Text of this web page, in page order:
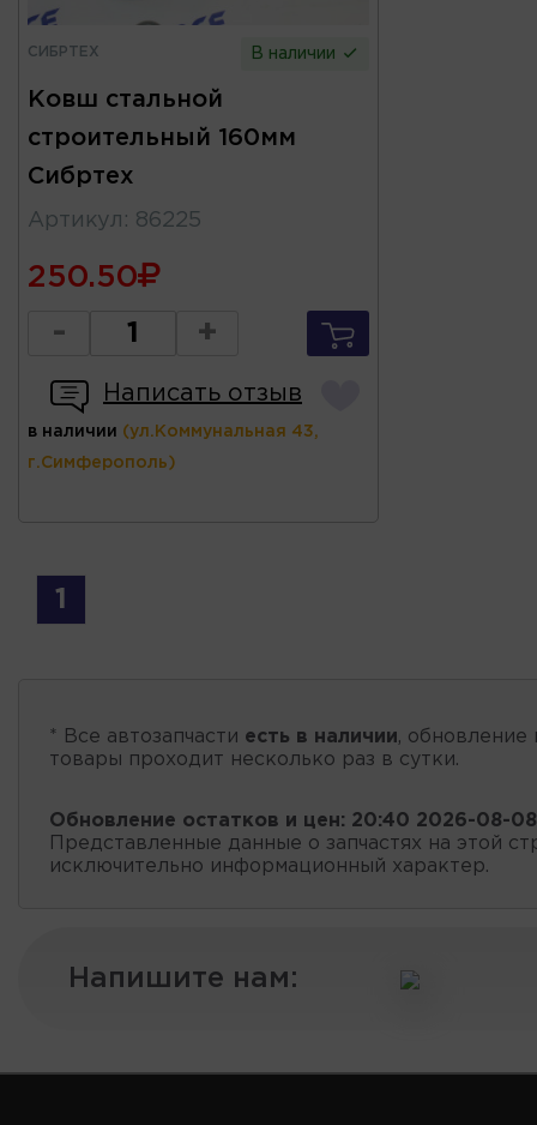
СИБРТЕХ В наличии
Ковш стальной
строительный 160мм
Сибртех
Артикул : 86225
250.50
- +
Написать отзыв
в наличии (ул.Коммунальная 43,
г.Симферополь)
1
* Все автозапчасти есть в наличии, обновление
товары проходит несколько раз в сутки.
Обновление остатков и цен: 20:40 2026-08-08
Представленные данные о запчастях на этой
исключительно информационный характер.
Напишите нам: